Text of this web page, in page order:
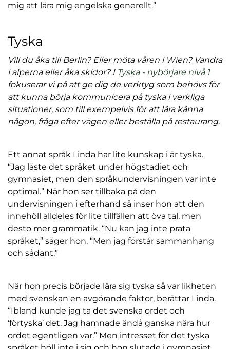
mig att lära mig engelska generellt.”
Tyska
Vill du åka till Berlin? Eller möta våren i Wien? Vandra
i alperna eller åka skidor? I Tyska - nybörjare nivå 1
fokuserar vi på att ge dig de verktyg som behövs för
att kunna börja kommunicera på tyska i verkliga
situationer, som till exempelvis för att lära känna
någon, fråga efter vägen eller beställa på restaurang.
Ett annat språk Linda har lite kunskap i är tyska.
“Jag läste det språket under högstadiet och
gymnasiet, men den språkundervisningen var inte
optimal.” När hon ser tillbaka på den
undervisningen i efterhand så inser hon att den
innehöll alldeles för lite tillfällen att öva tal, men
desto mer grammatik. “Nu kan jag inte prata
språket,” säger hon. “Men jag förstår sammanhang
och sådant.”
När hon precis började lära sig tyska så var likheten
med svenskan en avgörande faktor, berättar Linda.
“Ibland kunde jag ta det svenska ordet och
‘förtyska’ det. Jag hamnade ändå ganska nära hur
ordet egentligen var.” Men intresset för det tyska